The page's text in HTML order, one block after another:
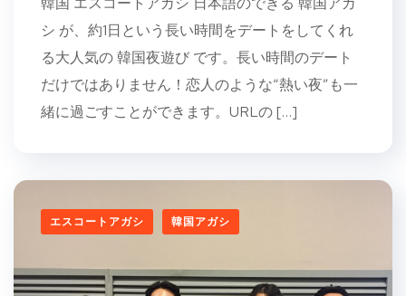
シ が、約1日という長い時間をデートをしてくれ
る大人気の 韓国夜遊び です。長い時間のデート
だけではありません！恋人のような“熱い夜”も一
緒に過ごすことができます。URLの […]
エスコートアガシ 韓国アガシ